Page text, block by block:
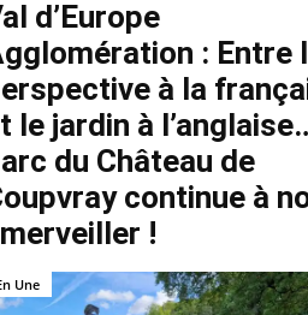
d’Europe
: Entre
à la
le jardin à
du Château de
continue à
!
Une